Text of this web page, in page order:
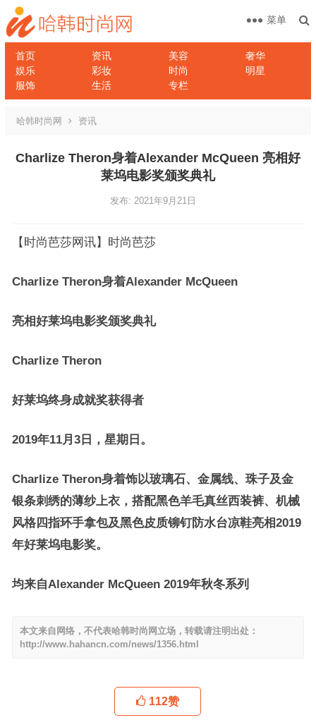
首页 资讯 美容
奢华
娱乐
彩妆 时尚
明星
服饰
生活 专栏
菜单
哈韩时尚网 资讯
Charlize Theron身着Alexander McQueen 亮相好
莱坞电影奖颁奖典礼
发布: 2021年9月21日
【时尚芭莎网讯】时尚芭莎
Charlize Theron身着Alexander McQueen
亮相好莱坞电影奖颁奖典礼
Charlize Theron
好莱坞终身成就奖获得者
2019年11月3日，星期日。
Charlize Theron身着饰以玻璃石、金属线、珠子及金
银条刺绣的薄纱上衣，搭配黑色羊毛真丝西装裤、机械
风格四指环手拿包及黑色皮质铆钉防水台凉鞋亮相2019
年好莱坞电影奖。
均来自Alexander McQueen 2019年秋冬系列
本文来自网络，不代表哈韩时尚网立场，转载请注明出处：
http://www.hahancn.com/news/1356.html
112赞